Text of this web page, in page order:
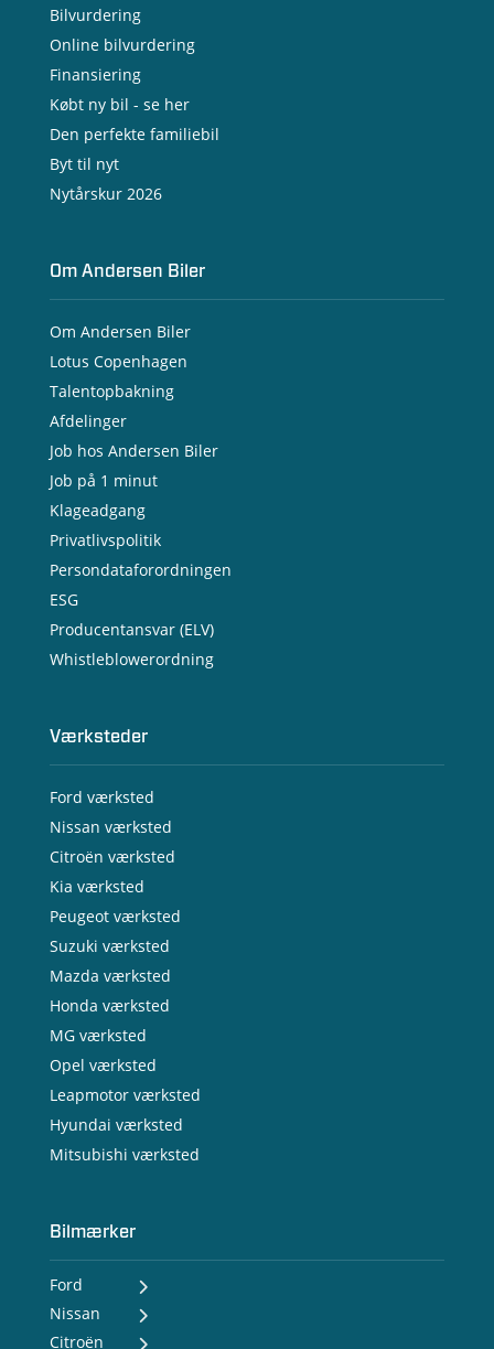
- Brugte varebiler
- Erhvervsleasing
- Testkørsel
- Serviceaftale
- Opladning
Bilvurdering
Online bilvurdering
Finansiering
Købt ny bil - se her
Den perfekte familiebil
Byt til nyt
Nytårskur 2026
Om Andersen Biler
Om Andersen Biler
Lotus Copenhagen
Talentopbakning
Afdelinger
Job hos Andersen Biler
Job på 1 minut
Klageadgang
Privatlivspolitik
Persondataforordningen
ESG
Producentansvar (ELV)
Whistleblowerordning
Værksteder
Ford værksted
Nissan værksted
Citroën værksted
Kia værksted
Peugeot værksted
Suzuki værksted
Mazda værksted
Honda værksted
MG værksted
Opel værksted
Leapmotor værksted
Hyundai værksted
Mitsubishi værksted
Bilmærker
Ford
- Ford Puma Gen-E
- Ford Capri
Nissan
Citroën